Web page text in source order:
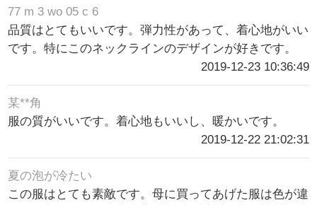
77 m 3 wo 05 c 6
品質はとてもいいです。弾力性があって、着心地がいい
です。特にこのネックラインのデザインが好きです。
2019-12-23 10:36:49
某**角
服の質がいいです。着心地もいいし、暖かいです。
2019-12-22 21:02:31
夏の泡が冷たい
この服はとても素敵です。母に買ってあげた服は色が違